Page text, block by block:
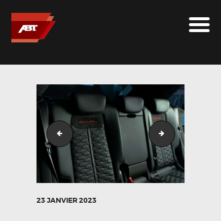
ABT SPORTSLINE FRANCE
MARQUES
LE SUR-MESURE
ABT
CONTACT
ABT_RSQ8_SE_Detail_38
23 JANVIER 2023